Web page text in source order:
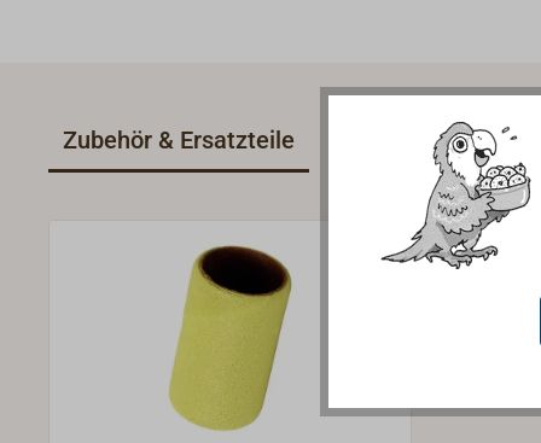
Zubehör & Ersatzteile